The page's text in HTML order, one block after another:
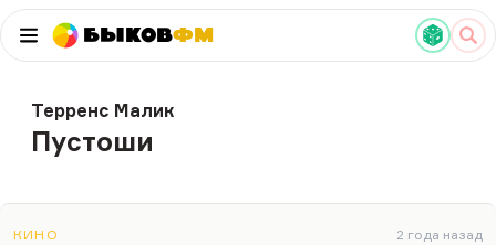
БыковФМ
Терренс Малик
Пустоши
КИНО 2 года назад